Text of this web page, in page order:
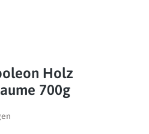
Holz
700g
0 von 5 Sternen